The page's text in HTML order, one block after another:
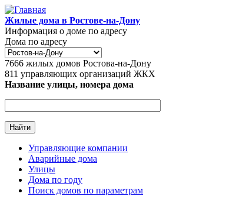
Перейти к основному содержанию
Жилые дома в Ростове-на-Дону
Информация о доме по адресу
Дома по адресу
7666 жилых домов Ростова-на-Дону
811 управляющих организаций ЖКХ
Название улицы, номера дома
Главное меню
Управляющие компании
Аварийные дома
Улицы
Дома по году
Поиск домов по параметрам